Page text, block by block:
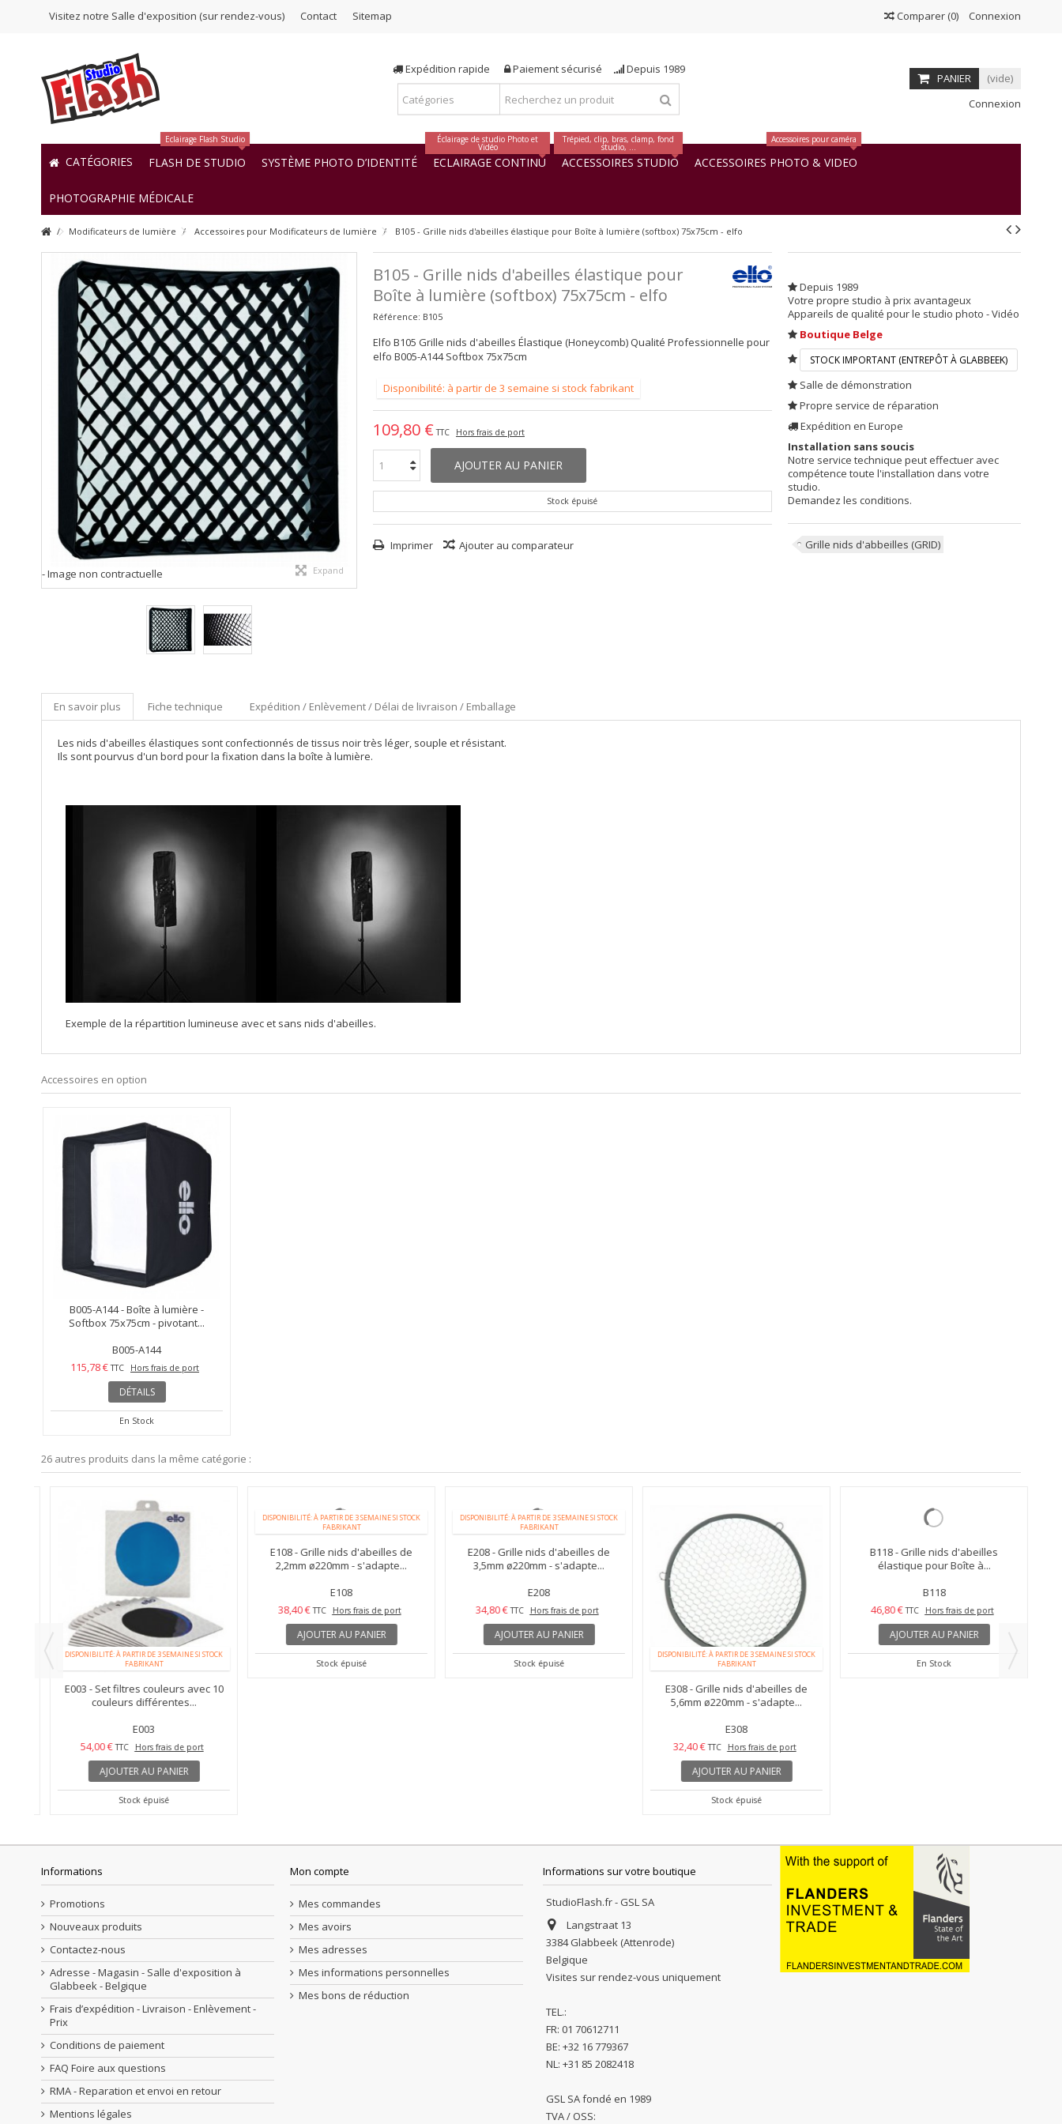
Visitez notre Salle d'exposition (sur rendez-vous) Contact Sitemap Connexion
Comparer (0)
Expédition rapide Paiement sécurisé Depuis 1989
PANIER
(vide)
Connexion
CATÉGORIES FLASH DE STUDIO
Eclairage Flash Studio
SYSTÈME PHOTO D’IDENTITÉ ECLAIRAGE CONTINU
Éclairage de studio Photo et
Vidéo
ACCESSOIRES STUDIO
Trépied, clip, bras, clamp, fond
studio, ...
ACCESSOIRES PHOTO & VIDEO
Accessoires pour caméra
PHOTOGRAPHIE MÉDICALE
Modificateurs de lumière Accessoires pour Modificateurs de lumière B105 - Grille nids d'abeilles élastique pour Boîte à lumière (softbox) 75x75cm - elfo
Expand
- Image non contractuelle
B105 - Grille nids d'abeilles élastique pour
Boîte à lumière (softbox) 75x75cm - elfo
Référence: B105
Elfo B105 Grille nids d'abeilles Élastique (Honeycomb) Qualité Professionnelle pour
elfo B005-A144 Softbox 75x75cm
Disponibilité: à partir de 3 semaine si stock fabrikant
109,80 € TTC Hors frais de port
AJOUTER AU PANIER
Stock épuisé
Imprimer Ajouter au comparateur
Depuis 1989
Votre propre studio à prix avantageux
Appareils de qualité pour le studio photo - Vidéo
Boutique Belge
STOCK IMPORTANT (ENTREPÔT À GLABBEEK)
Salle de démonstration
Propre service de réparation
Expédition en Europe
Installation sans soucis
Notre service technique peut effectuer avec
compétence toute l'installation dans votre
studio.
Demandez les conditions.
Grille nids d'abbeilles (GRID)
En savoir plus Fiche technique Expédition / Enlèvement / Délai de livraison / Emballage
Les nids d'abeilles élastiques sont confectionnés de tissus noir très léger, souple et résistant.
Ils sont pourvus d'un bord pour la fixation dans la boîte à lumière.
Exemple de la répartition lumineuse avec et sans nids d'abeilles.
Accessoires en option
B005-A144 - Boîte à lumière -
Softbox 75x75cm - pivotant...
B005-A144
115,78 € TTC Hors frais de port
DÉTAILS
En Stock
26 autres produits dans la même catégorie :
DISPONIBILITÉ: À PARTIR DE 3 SEMAINE SI STOCK
FABRIKANT
E003 - Set filtres couleurs avec 10
couleurs différentes...
E003
54,00 € TTC Hors frais de port
AJOUTER AU PANIER
Stock épuisé
DISPONIBILITÉ: À PARTIR DE 3 SEMAINE SI STOCK
FABRIKANT
E108 - Grille nids d'abeilles de
2,2mm ø220mm - s'adapte...
E108
38,40 € TTC Hors frais de port
AJOUTER AU PANIER
Stock épuisé
DISPONIBILITÉ: À PARTIR DE 3 SEMAINE SI STOCK
FABRIKANT
E208 - Grille nids d'abeilles de
3,5mm ø220mm - s'adapte...
E208
34,80 € TTC Hors frais de port
AJOUTER AU PANIER
Stock épuisé
DISPONIBILITÉ: À PARTIR DE 3 SEMAINE SI STOCK
FABRIKANT
E308 - Grille nids d'abeilles de
5,6mm ø220mm - s'adapte...
E308
32,40 € TTC Hors frais de port
AJOUTER AU PANIER
Stock épuisé
B118 - Grille nids d'abeilles
élastique pour Boîte à...
B118
46,80 € TTC Hors frais de port
AJOUTER AU PANIER
En Stock
Informations
Promotions
Nouveaux produits
Contactez-nous
Adresse - Magasin - Salle d'exposition à
Glabbeek - Belgique
Frais d’expédition - Livraison - Enlèvement -
Prix
Conditions de paiement
FAQ Foire aux questions
RMA - Reparation et envoi en retour
Mentions légales
Mon compte
Mes commandes
Mes avoirs
Mes adresses
Mes informations personnelles
Mes bons de réduction
Informations sur votre boutique
StudioFlash.fr - GSL SA
Langstraat 13
3384 Glabbeek (Attenrode)
Belgique
Visites sur rendez-vous uniquement
TEL.:
FR: 01 70612711
BE: +32 16 779367
NL: +31 85 2082418
GSL SA fondé en 1989
TVA / OSS: